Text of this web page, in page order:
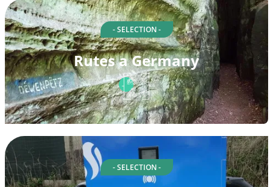
- SELECTION -
Rutes a Germany
- SELECTION -